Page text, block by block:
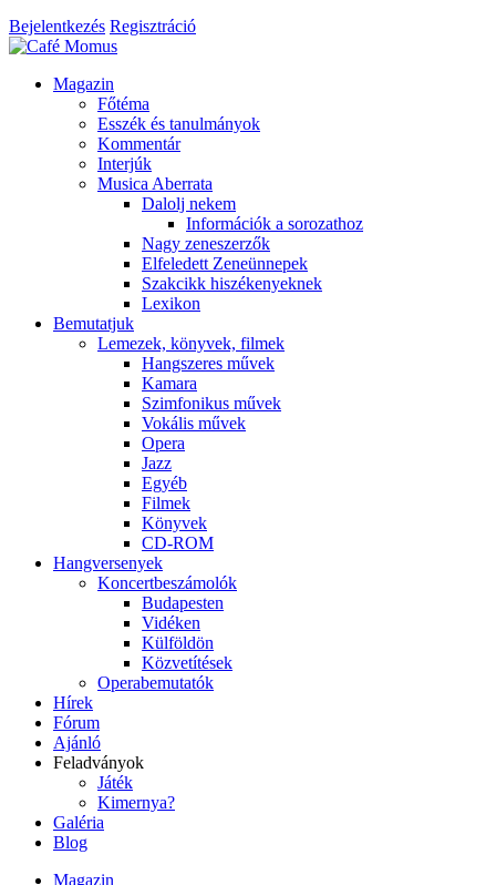
Bejelentkezés Regisztráció
Magazin
Főtéma
Esszék és tanulmányok
Kommentár
Interjúk
Musica Aberrata
Dalolj nekem
Információk a sorozathoz
Nagy zeneszerzők
Elfeledett Zeneünnepek
Szakcikk hiszékenyeknek
Lexikon
Bemutatjuk
Lemezek, könyvek, filmek
Hangszeres művek
Kamara
Szimfonikus művek
Vokális művek
Opera
Jazz
Egyéb
Filmek
Könyvek
CD-ROM
Hangversenyek
Koncertbeszámolók
Budapesten
Vidéken
Külföldön
Közvetítések
Operabemutatók
Hírek
Fórum
Ajánló
Feladványok
Játék
Kimernya?
Galéria
Blog
Magazin